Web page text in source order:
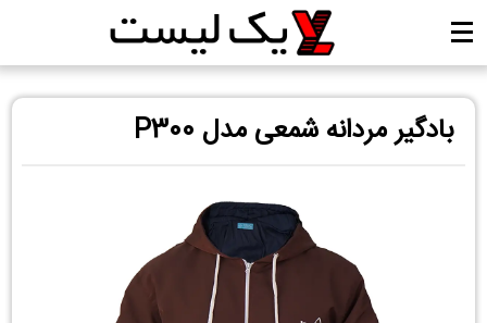
بادگیر مردانه شمعی مدل P300